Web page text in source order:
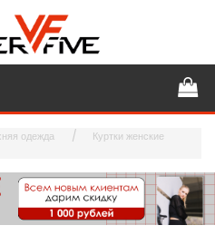
одежда
Куртки женские